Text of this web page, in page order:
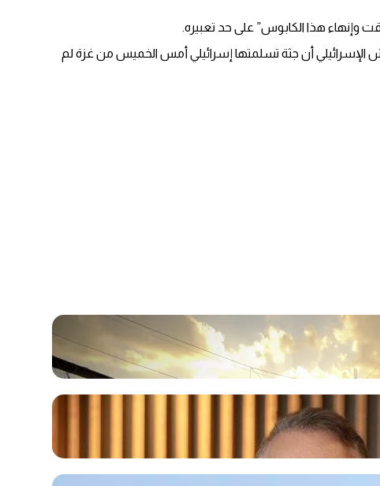
وإنهاء هذا الكابوس” على حد تعبيره.
الإسرائيلي أن جثة تسلمتها إسرائيلي أمس الخميس من غزة لم